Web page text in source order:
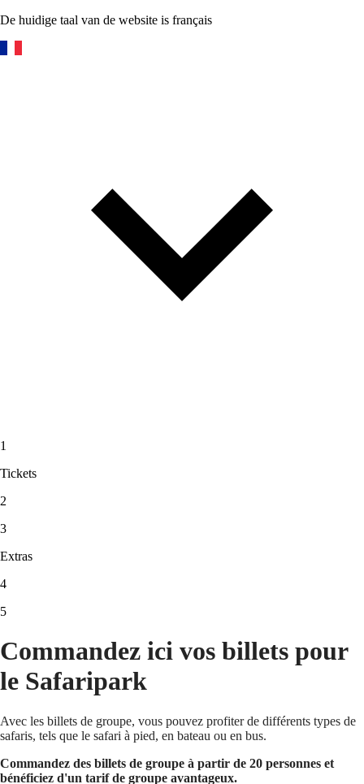
De huidige taal van de website is français
1
Tickets
2
3
Extras
4
5
Commandez ici vos billets pour
le Safaripark
Avec les billets de groupe, vous pouvez profiter de différents types de
safaris, tels que le safari à pied, en bateau ou en bus.
Commandez des billets de groupe à partir de 20 personnes et
bénéficiez d'un tarif de groupe avantageux.